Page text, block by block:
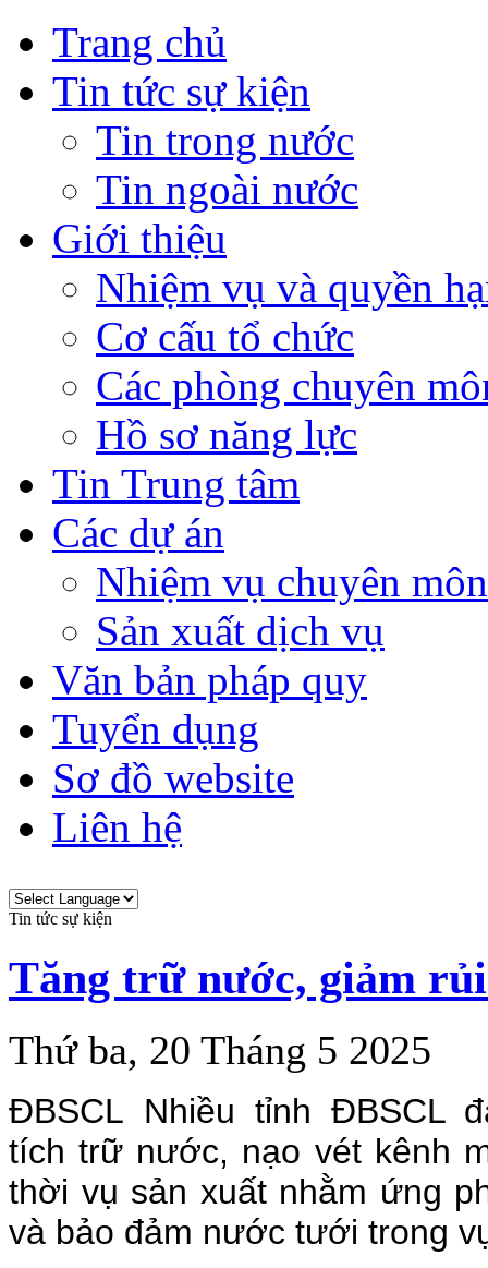
Trang chủ
Tin tức sự kiện
Tin trong nước
Tin ngoài nước
Giới thiệu
Nhiệm vụ và quyền
Cơ cấu tổ chức
Các phòng chuyên
Hồ sơ năng lực
Tin Trung tâm
Các dự án
Nhiệm vụ chuyên môn
Sản xuất dịch vụ
Văn bản pháp quy
Tuyển dụng
Sơ đồ website
Liên hệ
Tin tức sự kiện
Tăng trữ nước, giảm
Thứ ba, 20 Tháng 5 2025
ĐBSCL Nhiều tỉnh ĐBSCL
tích trữ nước, nạo vét kênh
thời vụ sản xuất nhằm ứng
và bảo đảm nước tưới trong